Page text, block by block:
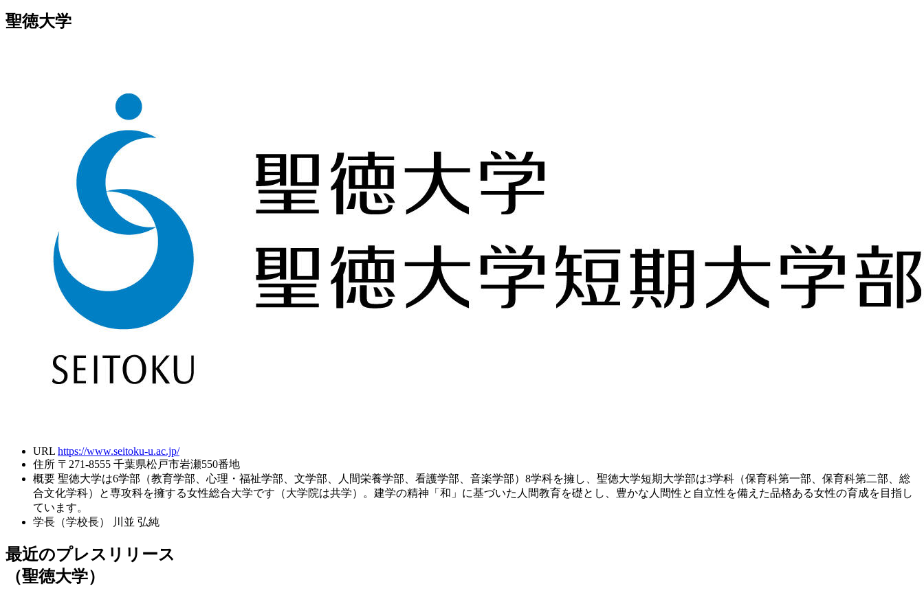
聖徳大学
URL https://www.seitoku-u.ac.jp/
住所 〒271-8555 千葉県松戸市岩瀬550番地
概要 聖徳大学は6学部（教育学部、心理・福祉学部、文学部、人間栄養学部、看護学部、音楽学部）8学科を擁し、聖徳大学短期大学部は3学科（保育科第一部、保育科第二部、総
合文化学科）と専攻科を擁する女性総合大学です（大学院は共学）。建学の精神「和」に基づいた人間教育を礎とし、豊かな人間性と自立性を備えた品格ある女性の育成を目指し
ています。
学長（学校長）
川並 弘純
最近のプレスリリース
（聖徳大学）